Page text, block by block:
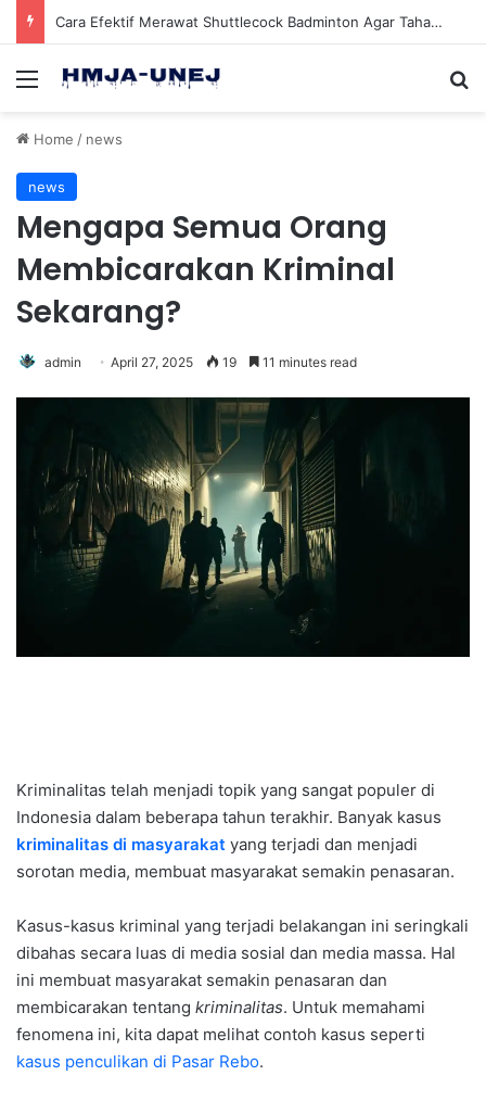
Cara Efektif Merawat Shuttlecock Badminton Agar Tahan Lama Saat Digunakan
Menu
Home / news
news
Mengapa Semua Orang
Membicarakan Kriminal
Sekarang?
admin April 27, 2025 19 11 minutes read
Kriminalitas telah menjadi topik yang sangat populer di
Indonesia dalam beberapa tahun terakhir. Banyak kasus
kriminalitas di masyarakat yang terjadi dan menjadi
sorotan media, membuat masyarakat semakin penasaran.
Kasus-kasus kriminal yang terjadi belakangan ini seringkali
dibahas secara luas di media sosial dan media massa. Hal
ini membuat masyarakat semakin penasaran dan
membicarakan tentang kriminalitas. Untuk memahami
fenomena ini, kita dapat melihat contoh kasus seperti
kasus penculikan di Pasar Rebo.